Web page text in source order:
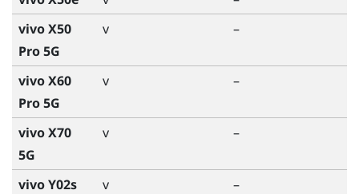
vivo X50
Pro 5G
v –
vivo X60
Pro 5G
v –
vivo X70
5G
v –
vivo Y02s v
–